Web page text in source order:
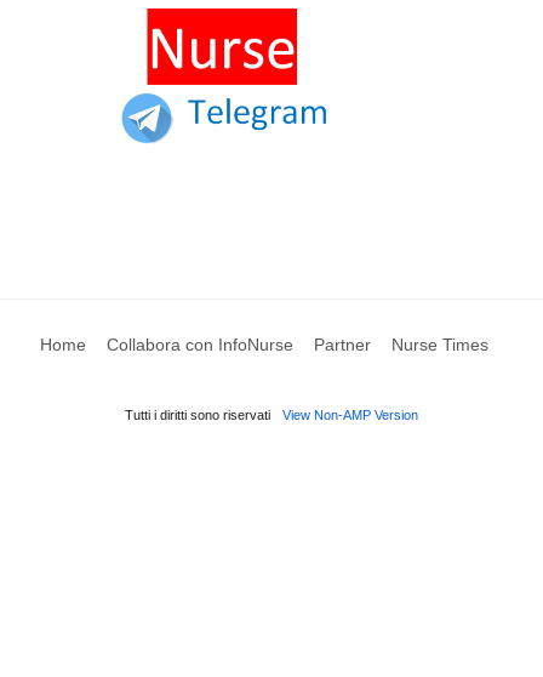
Home Collabora con InfoNurse Partner Nurse Times
Tutti i diritti sono riservati View Non-AMP Version